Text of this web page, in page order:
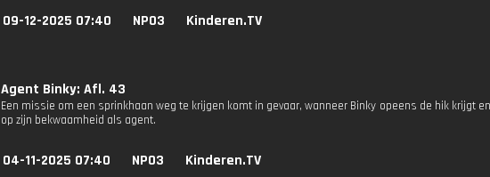
09-12-2025 07:40 NPO3 Kinderen.TV
Agent Binky: Afl. 43
Een missie om een sprinkhaan weg te krijgen komt in gevaar, wanneer Binky opeens de hik krijgt
op zijn bekwaamheid als agent.
04-11-2025 07:40 NPO3 Kinderen.TV